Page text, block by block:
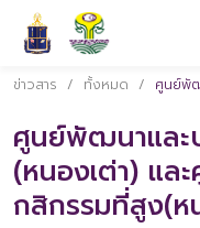
ข่าวสาร / ทั้งหมด / ศูนย์พัฒนาแ
ศูนย์พัฒนาและ
(หนองเต่า) แ
กสิกรรมที่สูง(